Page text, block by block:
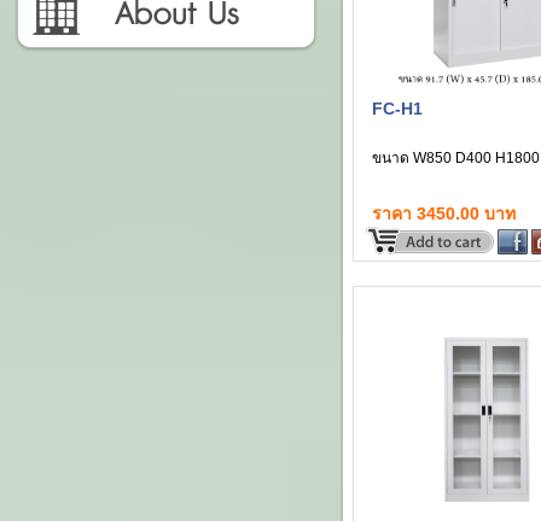
FC-H1
ขนาด W850 D400
ราคา 3450.00 บาท